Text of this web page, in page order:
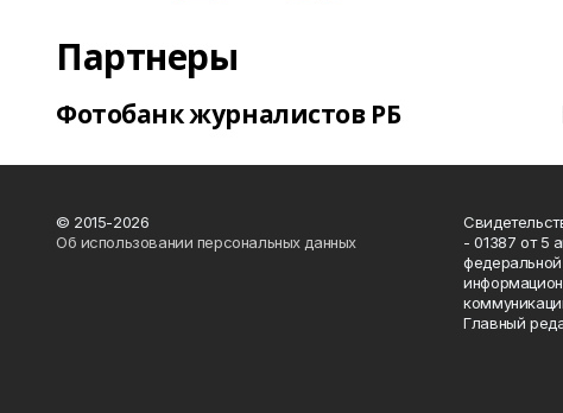
Партнеры
Фотобанк журналистов РБ
© 2015-2026
Об использовании персональных данных
- 01387 от 5
Главный